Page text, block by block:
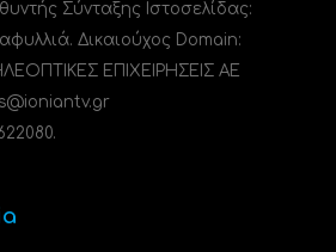
Σύνταξης Ιστοσελίδας:
Δικαιούχος Domain:
ΕΠΙΧΕΙΡΗΣΕΙΣ ΑΕ